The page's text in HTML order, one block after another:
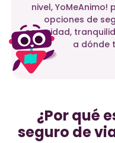
nivel,
opciones de
seguridad,
a dónde
¿Por qué
seguro de